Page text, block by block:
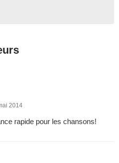
2014
rapide pour les chansons!